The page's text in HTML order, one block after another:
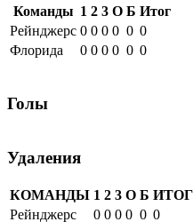
Команды 1 2 3 О Б Итог
Рейнджерс 0 0 0 0 0 0
Флорида
0 0 0 0 0 0
Голы
Удаления
КОМАНДЫ 1 2 3 О Б ИТОГ
Рейнджерс
0 0 0 0 0 0